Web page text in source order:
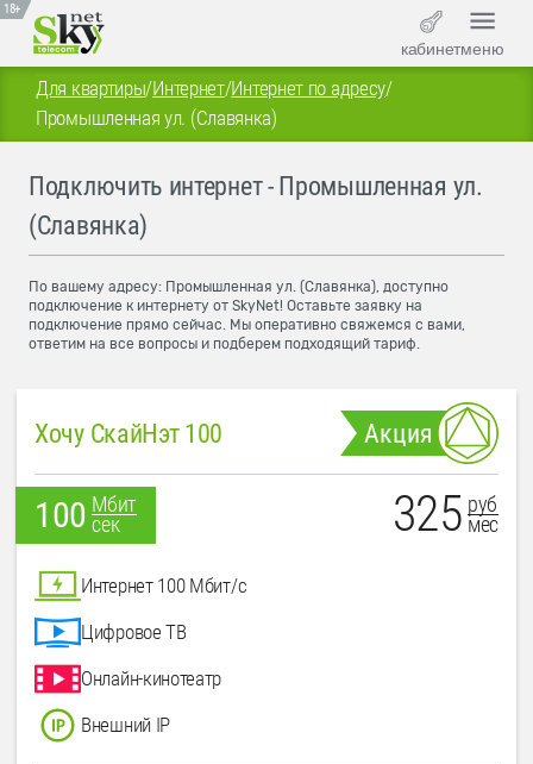
18+
кабинетменю
Для квартиры/Интернет/Интернет по адресу/
Промышленная ул. (Славянка)
Подключить интернет - Промышленная ул.
(Славянка)
По вашему адресу: Промышленная ул. (Славянка), доступно
подключение к интернету от SkyNet! Оставьте заявку на
подключение прямо сейчас. Мы оперативно свяжемся с вами,
ответим на все вопросы и подберем подходящий тариф.
Хочу СкайНэт 100 Акция
100 Мбит
сек
325 руб
мес
Интернет 100 Мбит/с
Цифровое ТВ
Онлайн-кинотеатр
Внешний IP